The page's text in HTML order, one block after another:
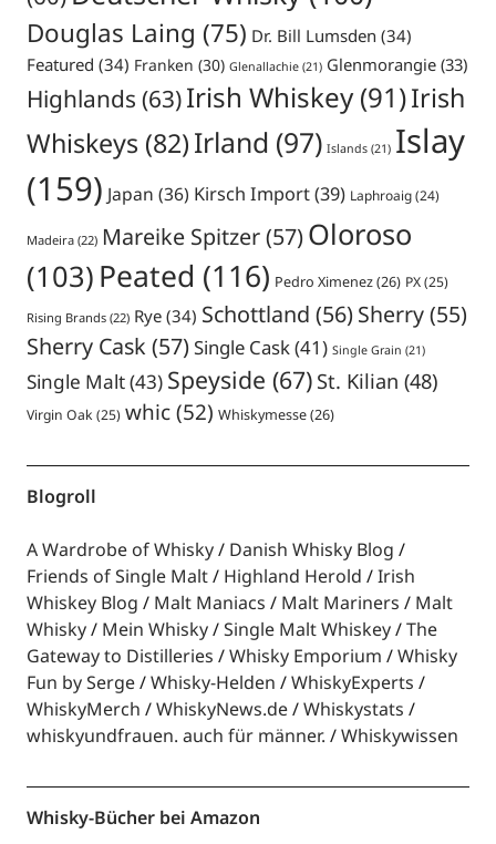
Douglas Laing (75) Dr. Bill Lumsden (34)
Featured (34) Franken (30) Glenallachie(21) Glenmorangie(33)
Highlands (63)Irish Whiskey(91)Irish
Whiskeys (82)Irland (97) Islands(21) Islay
(159) Japan (36) Kirsch Import(39) Laphroaig(24)
Madeira(22) Mareike Spitzer(57)Oloroso
(103) Peated (116) Pedro Ximenez(26) PX(25)
Rising Brands(22) Rye(34) Schottland (56)Sherry(55)
Sherry Cask (57)Single Cask(41) Single Grain (21)
Single Malt(43) Speyside (67) St. Kilian (48)
Virgin Oak (25) whic(52) Whiskymesse(26)
Blogroll
A Wardrobe of Whisky
Danish Whisky Blog
Friends of Single Malt
Highland Herold
Irish
Whiskey Blog
Malt Maniacs Malt Mariners
Malt
Whisky
Mein Whisky Single Malt Whiskey
The
Gateway to Distilleries
Whisky Emporium
Whisky
Fun by Serge
Whisky-Helden
WhiskyExperts
WhiskyMerch
WhiskyNews.de
Whiskystats
whiskyundfrauen. auch für männer.
Whiskywissen
Whisky-Bücher bei Amazon